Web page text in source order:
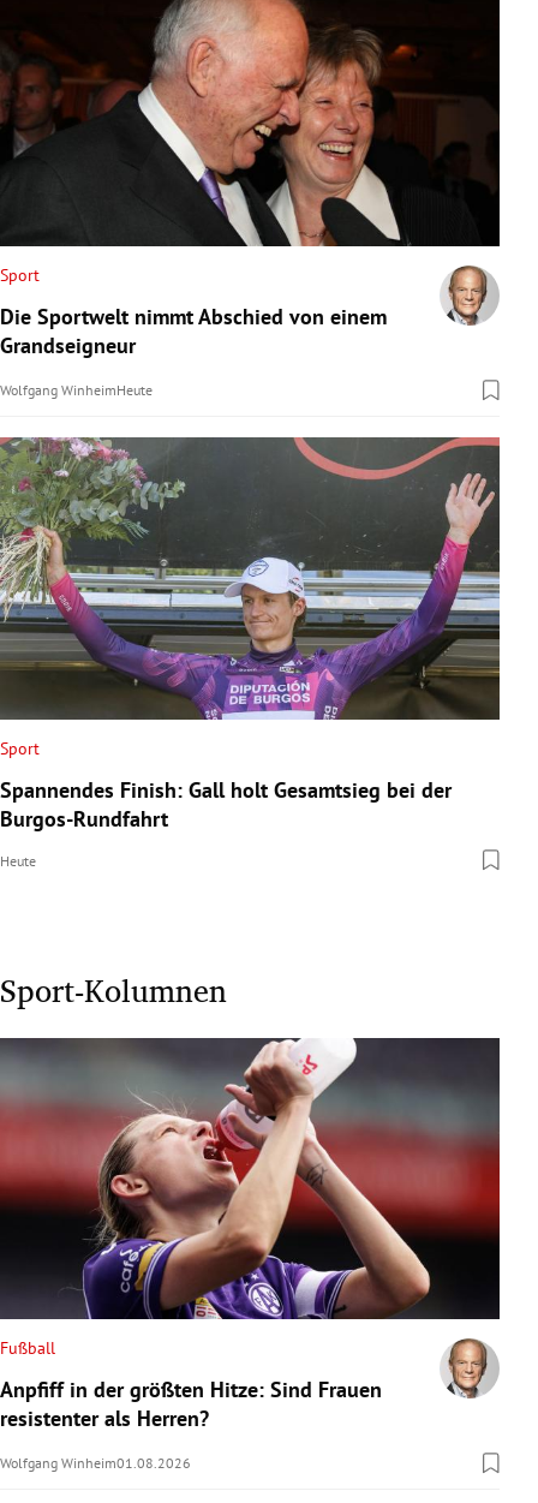
Sport
Die Sportwelt nimmt Abschied von einem
Grandseigneur
Wolfgang WinheimHeute
Sport
Spannendes Finish: Gall holt Gesamtsieg bei der
Burgos-Rundfahrt
Heute
Sport-Kolumnen
Fußball
Anpfiff in der größten Hitze: Sind Frauen
resistenter als Herren?
Wolfgang Winheim01.08.2026